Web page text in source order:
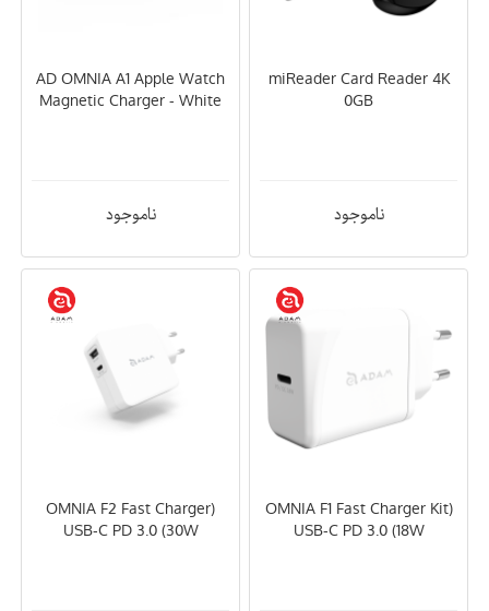
miReader Card Reader 4K
0GB
ناموجود
AD OMNIA A1 Apple Watch
Magnetic Charger - White
ناموجود
(OMNIA F1 Fast Charger Kit
USB-C PD 3.0 (18W
(OMNIA F2 Fast Charger
USB-C PD 3.0 (30W